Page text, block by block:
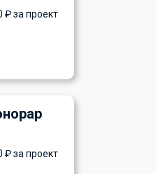
₽ за проект
₽ за проект